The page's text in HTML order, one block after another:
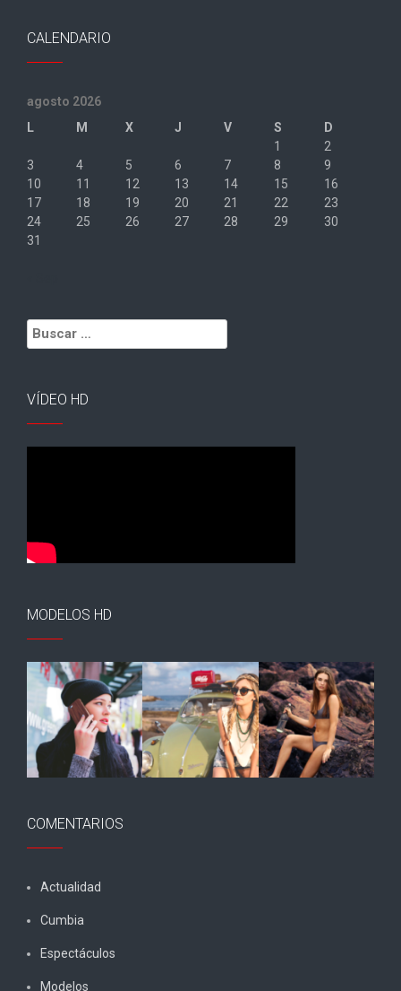
CALENDARIO
agosto 2026
L
M X J V S
D
1
2
3
4 5 6 7 8
9
10
11 12 13 14 15
16
17
18 19 20 21 22
23
24
25 26 27 28 29
30
31
Buscar:
VÍDEO HD
MODELOS HD
COMENTARIOS
Actualidad
Cumbia
Espectáculos
Modelos